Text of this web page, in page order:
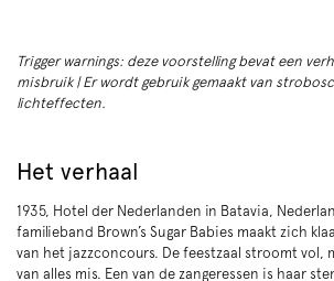
Trigger warnings: deze voorstelling bevat een
misbruik | Er wordt gebruik gemaakt van
lichteffecten.
Het verhaal
1935, Hotel der Nederlanden in Batavia,
familieband Brown’s Sugar Babies maakt zich
van het jazzconcours. De feestzaal stroomt vol,
van alles mis. Een van de zangeressen is haar